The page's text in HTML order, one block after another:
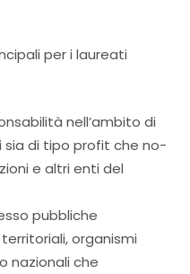
per i laureati
nell’ambito di
sia di tipo profit che no-
e altri enti del
pubbliche
organismi
nazionali che